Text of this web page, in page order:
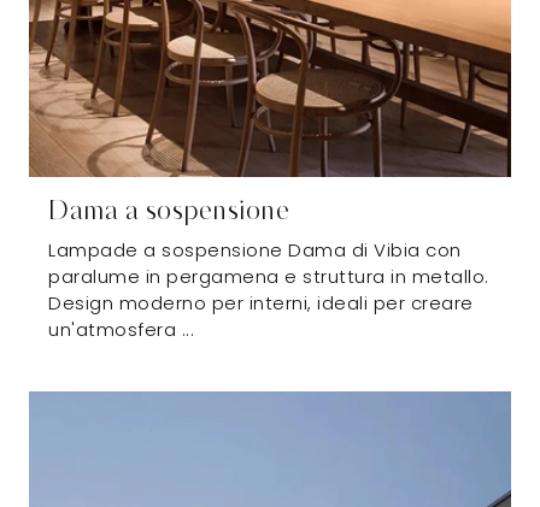
Dama a sospensione
Lampade a sospensione Dama di Vibia con
paralume in pergamena e struttura in metallo.
Design moderno per interni, ideali per creare
un'atmosfera ...